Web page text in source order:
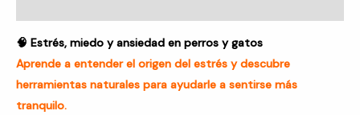
🧠 Estrés, miedo y ansiedad en perros y gatos
Aprende a entender el origen del estrés y descubre
herramientas naturales para ayudarle a sentirse más
tranquilo.